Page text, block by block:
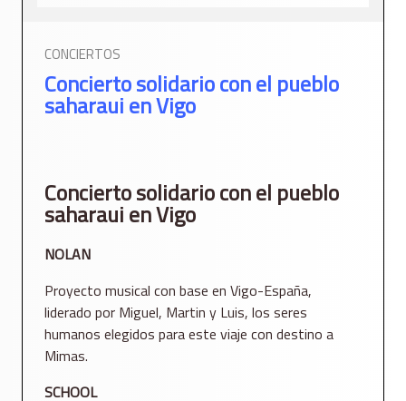
CONCIERTOS
Concierto solidario con el pueblo
saharaui en Vigo
Concierto solidario con el pueblo
saharaui en Vigo
NOLAN
Proyecto musical con base en Vigo-España,
liderado por Miguel, Martin y Luis, los seres
humanos elegidos para este viaje con destino a
Mimas.
SCHOOL